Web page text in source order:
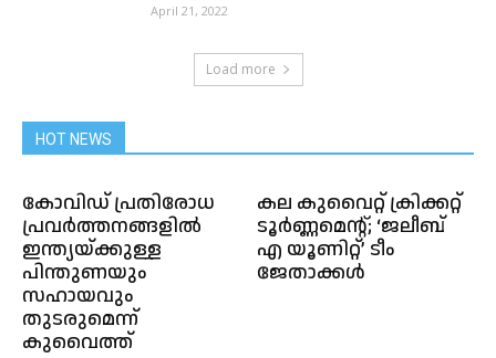
April 21, 2022
Load more
HOT NEWS
കോവിഡ് പ്രതിരോധ
പ്രവർത്തനങ്ങളിൽ
ഇന്ത്യയ്ക്കുള്ള
പിന്തുണയും
സഹായവും
തുടരുമെന്ന്
കുവൈത്ത്
കല കുവൈറ്റ് ക്രിക്കറ്റ്
ടൂർണ്ണമെന്റ്; ‘ജലീബ്
എ യൂണിറ്റ്’ ടീം
ജേതാക്കൾ